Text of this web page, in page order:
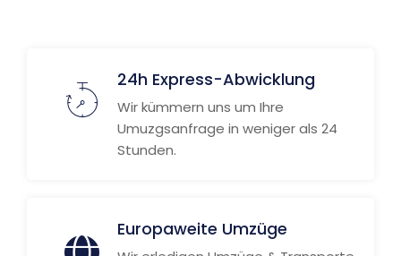
24h Express-Abwicklung
Wir kümmern uns um Ihre
Umuzgsanfrage in weniger als 24
Stunden.
Europaweite Umzüge